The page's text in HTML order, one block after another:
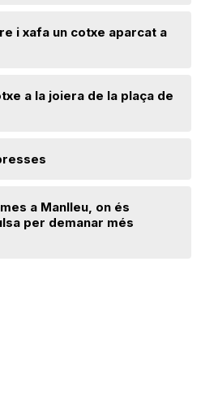
i xafa un cotxe aparcat a
a la joiera de la plaça de
a Manlleu, on és
per demanar més